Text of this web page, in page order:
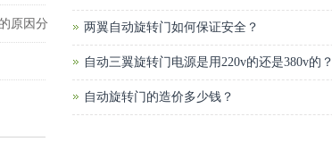
两翼自动旋转门如何保证安全？
自动三翼旋转门电源是用220v的还是380v的？
自动旋转门的造价多少钱？
原因分